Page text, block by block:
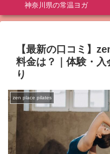
神奈川県の常温ヨガ
【最新の口コミ】
料金は？｜体験・
り
zen place pilates